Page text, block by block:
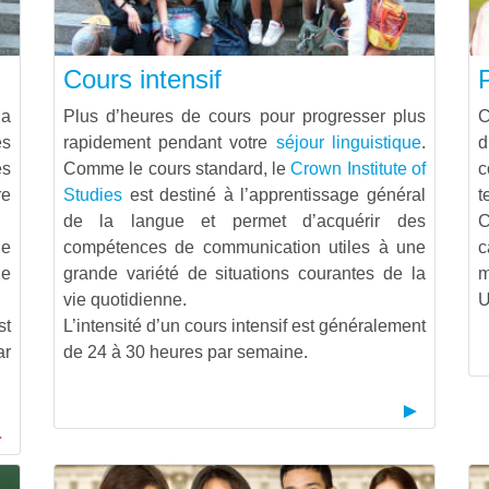
Cours intensif
Plus d’heures de cours pour progresser plus
rapidement pendant votre séjour linguistique.
Comme le cours standard, leCrown Institute of
Studiesest destiné à l’apprentissage général
de la langue et permet d’acquérir des
compétences de communication utiles à une
grande variété de situations courantes de la
vie quotidienne.
L’intensité d’un cours intensif est généralement
de 24 à 30 heures par semaine.